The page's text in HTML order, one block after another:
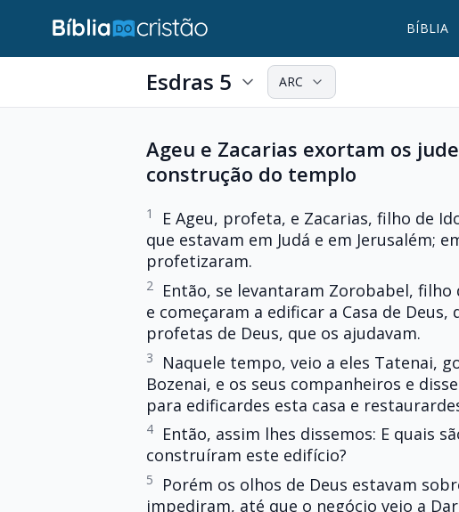
BÍBLIA
Esdras 5 ARC
Ageu e Zacarias exortam os
construção do templo
1
E Ageu, profeta, e Zacarias, filho de
que estavam em Judá e em Jerusalém;
profetizaram.
2
Então, se levantaram Zorobabel, filho
e começaram a edificar a Casa de
profetas de Deus, que os ajudavam.
3
Naquele tempo, veio a eles Tatenai,
Bozenai, e os seus companheiros e
para edificardes esta casa e
4
Então, assim lhes dissemos: E quais
construíram este edifício?
5
Porém os olhos de Deus estavam
impediram, até que o negócio veio a